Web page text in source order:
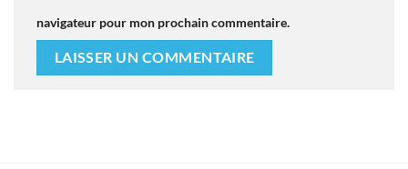
navigateur pour mon prochain commentaire.